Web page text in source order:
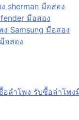
sherman มือสอง
มือสอง
Samsung มือสอง
อสอง
อลำโพง รับซื้อลำโพง